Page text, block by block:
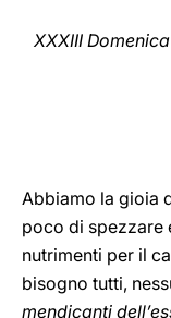
XXXIII
Abbiamo la gioia
poco di spezzare
nutrimenti per il
bisogno tutti,
mendicanti